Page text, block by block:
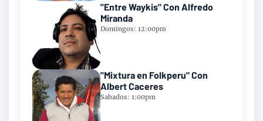
"Entre Waykis" Con Alfredo
Miranda
Domingos: 12:00pm
"Mixtura en Folkperu" Con
Albert Caceres
Sabados: 1:00pm